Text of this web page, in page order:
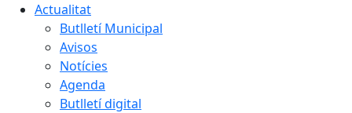
Actualitat
Butlletí Municipal
Avisos
Notícies
Agenda
Butlletí digital